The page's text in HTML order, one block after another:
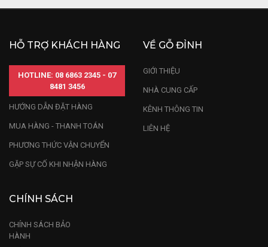
HỖ TRỢ KHÁCH HÀNG
HOTLINE: 08 6863 2345 - 07
8481 3456
HƯỚNG DẪN ĐẶT HÀNG
MUA HÀNG - THANH TOÁN
PHƯƠNG THỨC VẬN CHUYỂN
GẶP SỰ CỐ KHI NHẬN HÀNG
VỀ GỖ ĐỈNH
GIỚI THIỆU
NHÀ CUNG CẤP
KÊNH THÔNG TIN
LIÊN HỆ
CHÍNH SÁCH
CHÍNH SÁCH BẢO
HÀNH